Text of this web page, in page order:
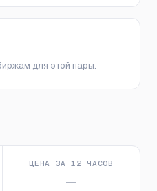
для этой пары.
ЦЕНА ЗА 12 ЧАСОВ
—